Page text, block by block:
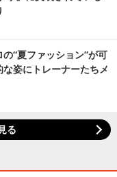
の“夏ファッション”が可
姿にトレーナーたちメ
る